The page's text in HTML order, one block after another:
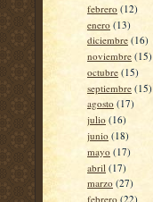
febrero (12)
enero (13)
diciembre (16)
noviembre (15)
octubre (15)
septiembre (15)
agosto (17)
julio (16)
junio (18)
mayo (17)
abril (17)
marzo (27)
febrero (22)